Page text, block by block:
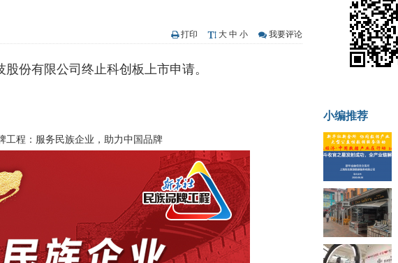
沥青期货连续两日涨逾3% 沪银及两粕涨势喜人
恒生聚源：北斗收官之星发射成功，全产业链解析
打印 大 中 小 我要评论
份有限公司终止科创板上市申请。
工程：服务民族企业，助力中国品牌
小编推荐